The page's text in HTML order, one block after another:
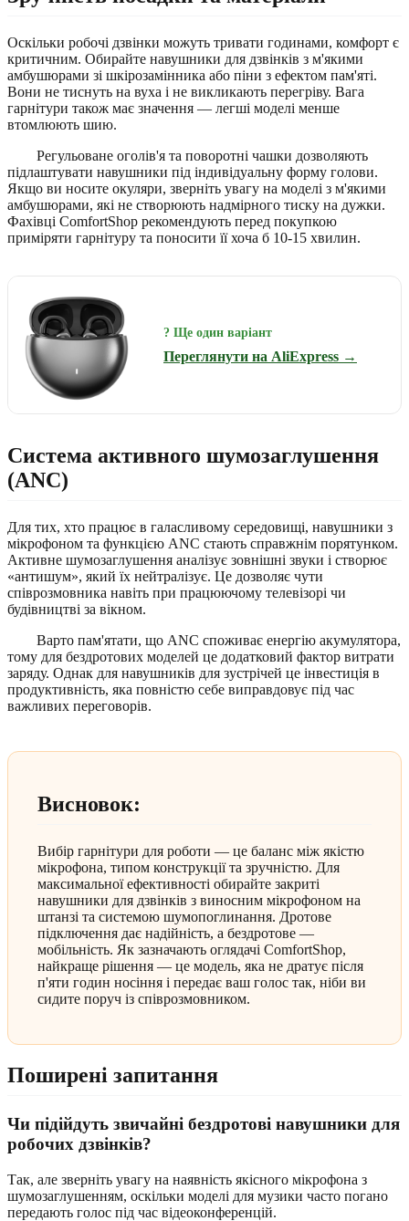
Оскільки робочі дзвінки можуть тривати годинами, комфорт є
критичним. Обирайте навушники для дзвінків з м'якими
амбушюрами зі шкірозамінника або піни з ефектом пам'яті.
Вони не тиснуть на вуха і не викликають перегріву. Вага
гарнітури також має значення — легші моделі менше
втомлюють шию.
Регульоване оголів'я та поворотні чашки дозволяють
підлаштувати навушники під індивідуальну форму голови.
Якщо ви носите окуляри, зверніть увагу на моделі з м'якими
амбушюрами, які не створюють надмірного тиску на дужки.
Фахівці ComfortShop рекомендують перед покупкою
приміряти гарнітуру та поносити її хоча б 10-15 хвилин.
? Ще один варіант
Переглянути на AliExpress →
Система активного шумозаглушення
(ANC)
Для тих, хто працює в галасливому середовищі, навушники з
мікрофоном та функцією ANC стають справжнім порятунком.
Активне шумозаглушення аналізує зовнішні звуки і створює
«антишум», який їх нейтралізує. Це дозволяє чути
співрозмовника навіть при працюючому телевізорі чи
будівництві за вікном.
Варто пам'ятати, що ANC споживає енергію акумулятора,
тому для бездротових моделей це додатковий фактор витрати
заряду. Однак для навушників для зустрічей це інвестиція в
продуктивність, яка повністю себе виправдовує під час
важливих переговорів.
Висновок:
Вибір гарнітури для роботи — це баланс між якістю
мікрофона, типом конструкції та зручністю. Для
максимальної ефективності обирайте закриті
навушники для дзвінків з виносним мікрофоном на
штанзі та системою шумопоглинання. Дротове
підключення дає надійність, а бездротове —
мобільність. Як зазначають оглядачі ComfortShop,
найкраще рішення — це модель, яка не дратує після
п'яти годин носіння і передає ваш голос так, ніби ви
сидите поруч із співрозмовником.
Поширені запитання
Чи підійдуть звичайні бездротові навушники для
робочих дзвінків?
Так, але зверніть увагу на наявність якісного мікрофона з
шумозаглушенням, оскільки моделі для музики часто погано
передають голос під час відеоконференцій.